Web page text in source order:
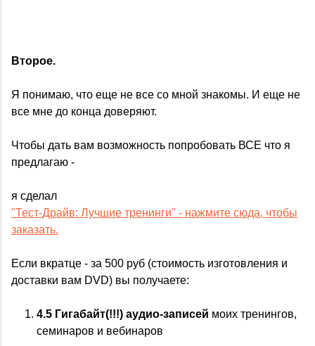
Второе.
Я понимаю, что еще не все со мной знакомы. И еще не
все мне до конца доверяют.
Чтобы дать вам возможность попробовать ВСЕ что я
предлагаю -
я сделал
"Тест-Драйв: Лучшие тренинги" - нажмите сюда, чтобы
заказать.
Если вкратце - за 500 руб (стоимость изготовления и
доставки вам DVD) вы получаете:
4.5 Гигабайт(!!!) аудио-записей моих тренингов,
семинаров и вебинаров